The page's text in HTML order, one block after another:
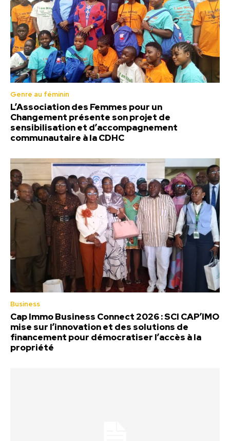
Genre au féminin
L’Association des Femmes pour un
Changement présente son projet de
sensibilisation et d’accompagnement
communautaire à la CDHC
Business
Cap Immo Business Connect 2026 : SCI CAP’IMO
mise sur l’innovation et des solutions de
financement pour démocratiser l’accès à la
propriété